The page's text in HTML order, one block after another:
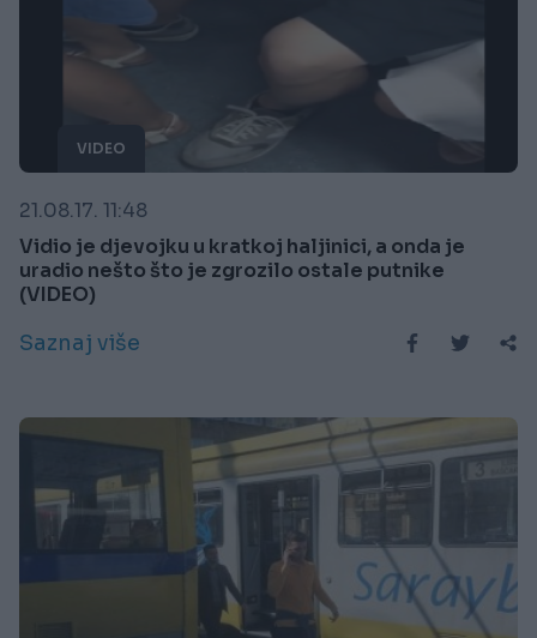
VIDEO
21.08.17. 11:48
Vidio je djevojku u kratkoj haljinici, a onda je
uradio nešto što je zgrozilo ostale putnike
(VIDEO)
Saznaj više